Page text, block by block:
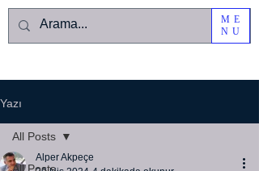
ME
NU
Yazı
All Posts
Alper Akpeçe